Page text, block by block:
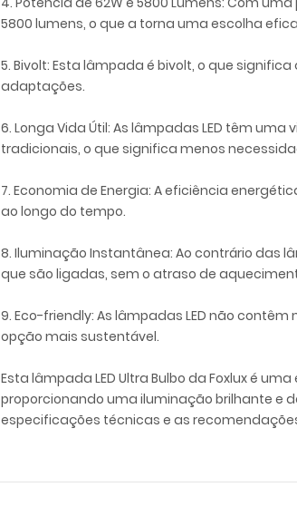
5800 lumens, o que a torna uma escolha
5. Bivolt: Esta lâmpada é bivolt, o que
adaptações.
6. Longa Vida Útil: As lâmpadas LED têm
tradicionais, o que significa menos
7. Economia de Energia: A eficiência
ao longo do tempo.
8. Iluminação Instantânea: Ao contrário das
que são ligadas, sem o atraso de
9. Eco-friendly: As lâmpadas LED não
opção mais sustentável.
Esta lâmpada LED Ultra Bulbo da Foxlux é
proporcionando uma iluminação brilhante e
especificações técnicas e as